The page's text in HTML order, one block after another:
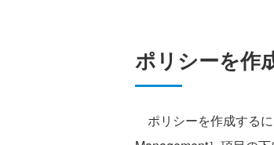
ポリシーを作
ポリシーを作成する